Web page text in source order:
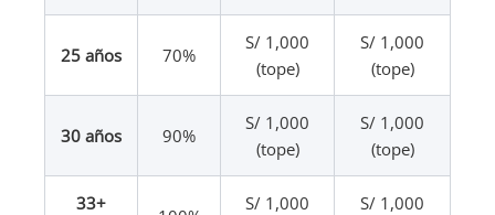
25 años 70%
S/ 1,000
(tope)
S/ 1,000
(tope)
30 años 90%
S/ 1,000
(tope)
S/ 1,000
(tope)
33+
S/ 1,000
S/ 1,000